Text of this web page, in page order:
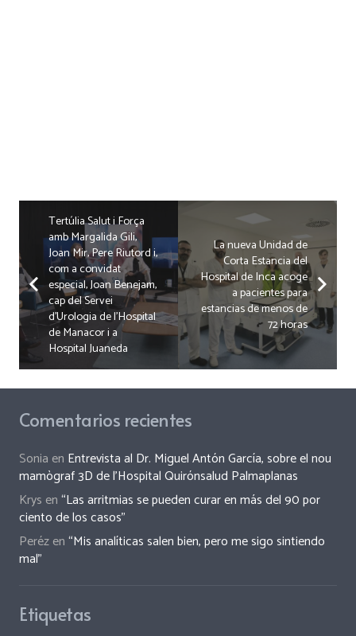
Tertúlia Salut i Força
amb Margalida Gili,
Joan Mir, Pere Riutord i,
com a convidat
especial, Joan Benejam,
cap del Servei
d’Urologia de l’Hospital
de Manacor i a
Hospital Juaneda
La nueva Unidad de
Corta Estancia del
Hospital de Inca acoge
a pacientes para
estancias de menos de
72 horas
Comentarios recientes
Sonia en Entrevista al Dr. Miguel Antón García, sobre el nou
mamògraf 3D de l’Hospital Quirónsalud Palmaplanas
Krys en“Las arritmias se pueden curar en más del 90 por
ciento de los casos”
Perézen“Mis analíticas salen bien, pero me sigo sintiendo
mal”
Etiquetas